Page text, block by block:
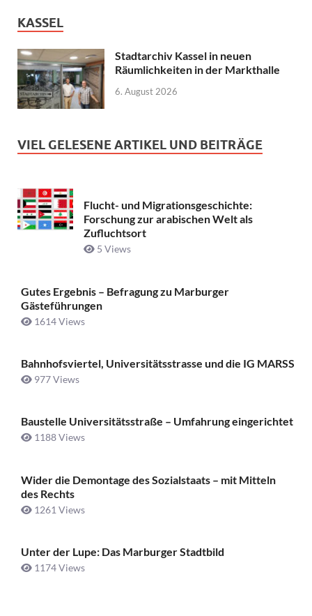
KASSEL
Stadtarchiv Kassel in neuen
Räumlichkeiten in der Markthalle
6. August 2026
VIEL GELESENE ARTIKEL UND BEITRÄGE
Flucht- und Migrationsgeschichte:
Forschung zur arabischen Welt als
Zufluchtsort
5 Views
Gutes Ergebnis – Befragung zu Marburger
Gästeführungen
1614 Views
Bahnhofsviertel, Universitätsstrasse und die IG MARSS
977 Views
Baustelle Universitätsstraße ­– Umfahrung eingerichtet
1188 Views
Wider die Demontage des Sozialstaats – mit Mitteln
des Rechts
1261 Views
Unter der Lupe: Das Marburger Stadtbild
1174 Views